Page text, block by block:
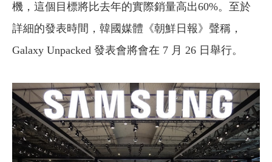
機，這個目標將比去年的實際銷量高出60%。至於
詳細的發表時間，韓國媒體《朝鮮日報》聲稱，
Galaxy Unpacked 發表會將會在 7 月 26 日舉行。